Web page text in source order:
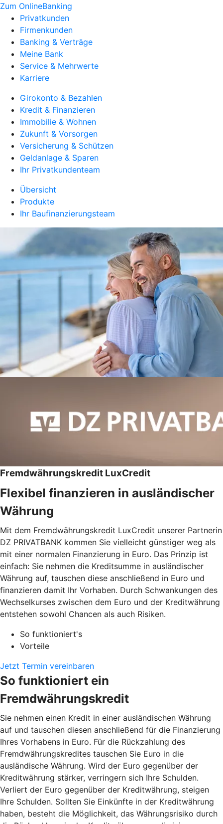
Zum OnlineBanking
Privatkunden
Firmenkunden
Banking & Verträge
Meine Bank
Service & Mehrwerte
Karriere
Girokonto & Bezahlen
Kredit & Finanzieren
Immobilie & Wohnen
Zukunft & Vorsorgen
Versicherung & Schützen
Geldanlage & Sparen
Ihr Privatkundenteam
Übersicht
Produkte
Ihr Baufinanzierungsteam
Fremdwährungskredit LuxCredit
Flexibel finanzieren in ausländischer
Währung
Mit dem Fremdwährungskredit LuxCredit unserer Partnerin
DZ PRIVATBANK kommen Sie vielleicht günstiger weg als
mit einer normalen Finanzierung in Euro. Das Prinzip ist
einfach: Sie nehmen die Kreditsumme in ausländischer
Währung auf, tauschen diese anschließend in Euro und
finanzieren damit Ihr Vorhaben. Durch Schwankungen des
Wechselkurses zwischen dem Euro und der Kreditwährung
entstehen sowohl Chancen als auch Risiken.
So funktioniert's
Vorteile
Jetzt Termin vereinbaren
So funktioniert ein
Fremdwährungskredit
Sie nehmen einen Kredit in einer ausländischen Währung
auf und tauschen diesen anschließend für die Finanzierung
Ihres Vorhabens in Euro. Für die Rückzahlung des
Fremdwährungskredites tauschen Sie Euro in die
ausländische Währung. Wird der Euro gegenüber der
Kreditwährung stärker, verringern sich Ihre Schulden.
Verliert der Euro gegenüber der Kreditwährung, steigen
Ihre Schulden. Sollten Sie Einkünfte in der Kreditwährung
haben, besteht die Möglichkeit, das Währungsrisiko durch